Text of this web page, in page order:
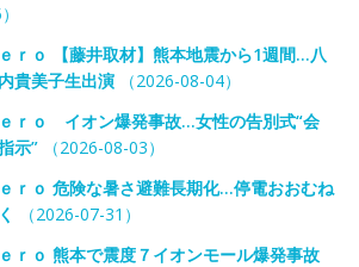
ｒｏ 【藤井取材】熊本地震から1週間…八
貴美子生出演（2026-08-04）
ｒｏ イオン爆発事故…女性の告別式“会
示”（2026-08-03）
ｒｏ 危険な暑さ避難長期化…停電おおむね
（2026-07-31）
ｒｏ 熊本で震度７イオンモール爆発事故